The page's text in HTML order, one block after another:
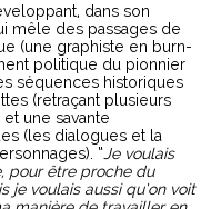
dans son
mêle des passages de
(une graphiste en burn-
politique du pionnier
séquences historiques
(retraçant plusieurs
une savante
(les dialogues et la
“ Je voulais
pour être proche du
je voulais aussi qu’on voit